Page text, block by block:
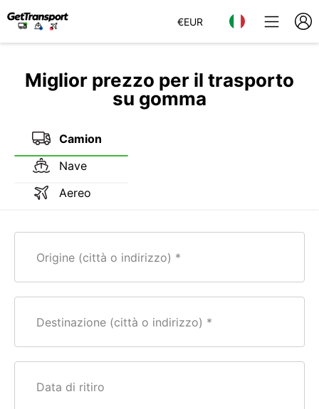
€EUR
Miglior prezzo per il trasporto
su gomma
Camion
Nave
Aereo
Origine (città o indirizzo)
Destinazione (città o indirizzo)
Data di ritiro